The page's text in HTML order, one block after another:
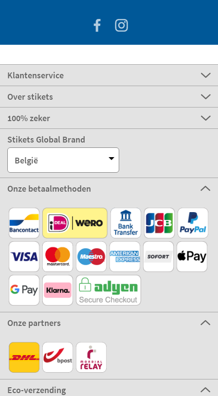
Klantenservice
Over stikets
100% zeker
Stikets Global Brand
België
Onze betaalmethoden
Onze partners
Eco-verzending